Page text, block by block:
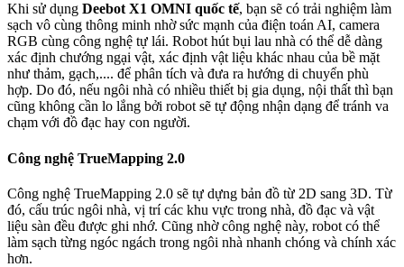
Khi sử dụng Deebot X1 OMNI quốc tế, bạn sẽ có trải nghiệm làm
sạch vô cùng thông minh nhờ sức mạnh của điện toán AI, camera
RGB cùng công nghệ tự lái. Robot hút bụi lau nhà có thể dễ dàng
xác định chướng ngại vật, xác định vật liệu khác nhau của bề mặt
như thảm, gạch,.... để phân tích và đưa ra hướng di chuyển phù
hợp. Do đó, nếu ngôi nhà có nhiều thiết bị gia dụng, nội thất thì bạn
cũng không cần lo lắng bởi robot sẽ tự động nhận dạng để tránh va
chạm với đồ đạc hay con người.
Công nghệ TrueMapping 2.0
Công nghệ TrueMapping 2.0 sẽ tự dựng bản đồ từ 2D sang 3D. Từ
đó, cấu trúc ngôi nhà, vị trí các khu vực trong nhà, đồ đạc và vật
liệu sàn đều được ghi nhớ. Cũng nhờ công nghệ này, robot có thể
làm sạch từng ngóc ngách trong ngôi nhà nhanh chóng và chính xác
hơn.